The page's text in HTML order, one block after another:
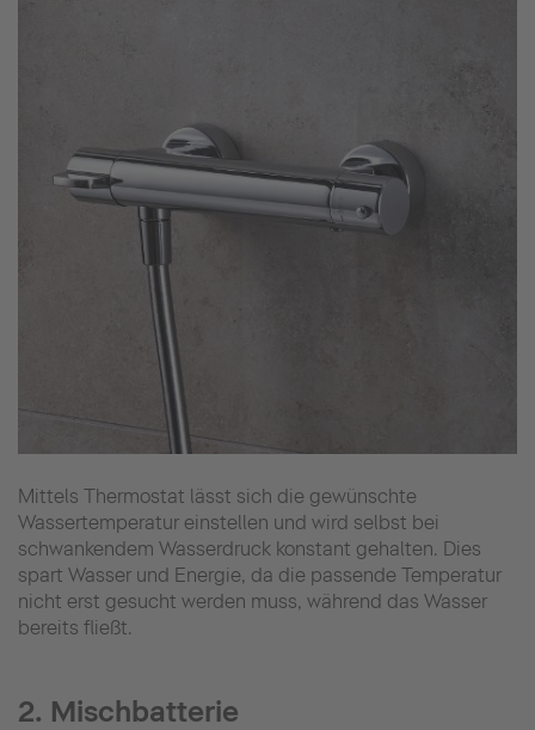
Mittels Thermostat lässt sich die gewünschte
Wassertemperatur einstellen und wird selbst bei
schwankendem Wasserdruck konstant gehalten. Dies
spart Wasser und Energie, da die passende Temperatur
nicht erst gesucht werden muss, während das Wasser
bereits fließt.
2. Mischbatterie